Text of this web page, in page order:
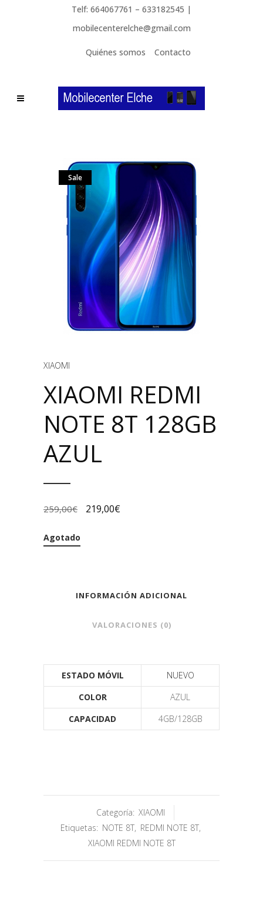
Telf: 664067761 – 633182545 |
mobilecenterelche@gmail.com
Quiénes somos Contacto
Sale
XIAOMI
XIAOMI REDMI
NOTE 8T 128GB
AZUL
259,00€ 219,00€
Agotado
INFORMACIÓN ADICIONAL
VALORACIONES (0)
ESTADO MÓVIL
NUEVO
COLOR
AZUL
CAPACIDAD
4GB/128GB
Categoría: XIAOMI
Etiquetas: NOTE 8T, REDMI NOTE 8T,
XIAOMI REDMI NOTE 8T